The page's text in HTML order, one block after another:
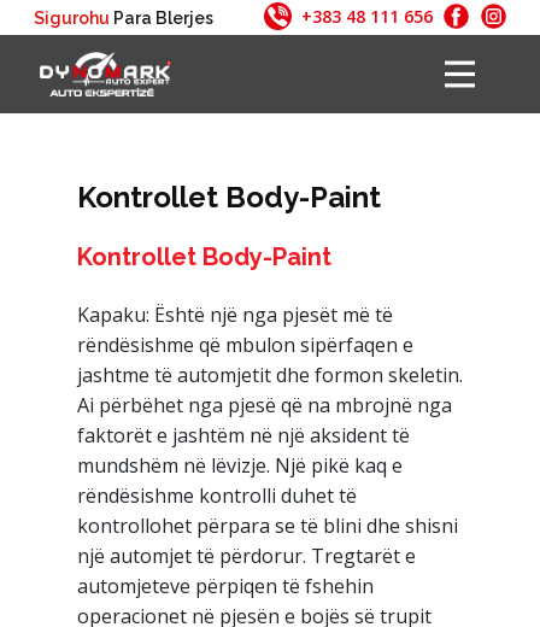
+383 48 111 656
Sigurohu Para Blerjes
Ballina
Pikat e Kontrollit
Kontakti
Kontrollet Body-Paint
Kontrollet Body-Paint
Kapaku: Është një nga pjesët më të
rëndësishme që mbulon sipërfaqen e
jashtme të automjetit dhe formon skeletin.
Ai përbëhet nga pjesë që na mbrojnë nga
faktorët e jashtëm në një aksident të
mundshëm në lëvizje. Një pikë kaq e
rëndësishme kontrolli duhet të
kontrollohet përpara se të blini dhe shisni
një automjet të përdorur. Tregtarët e
automjeteve përpiqen të fshehin
operacionet në pjesën e bojës së trupit